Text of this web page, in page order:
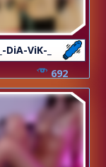
DiA-ViK-_
692